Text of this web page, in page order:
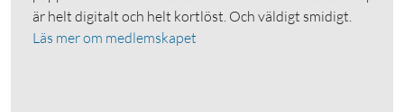
är helt digitalt och helt kortlöst. Och väldigt smidigt.
Läs mer om medlemskapet